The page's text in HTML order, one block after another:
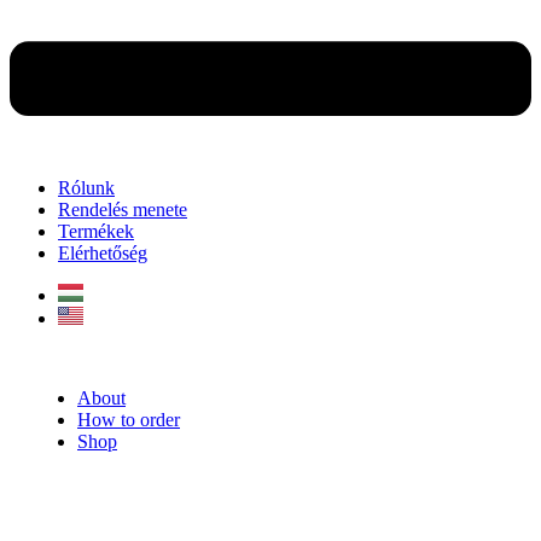
Rólunk
Rendelés menete
Termékek
Elérhetőség
About
How to order
Shop